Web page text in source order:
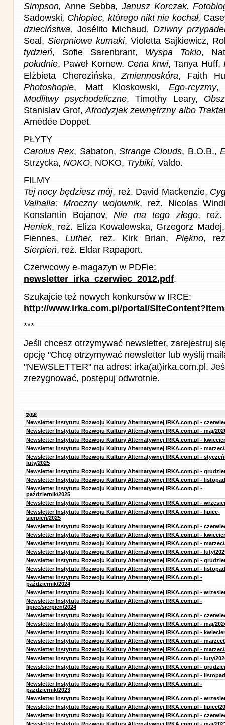
Simpson,Anne Sebba, Janusz Korczak.
Sadowski, Chłopiec, którego nikt nie kochał,
dzieciństwa, Josélito Michaud, Dziwny
Seal, Sierpniowe kumaki, Violetta Sajkiewicz,
tydzień, Sofie Sarenbrant, Wyspa Tokio,
południe, Paweł Kornew, Cena krwi, Tanya Huff,
Elżbieta Cherezińska,Zmiennoskóra, Faith
Photoshopie, Matt Kloskowski,Ego-rcyzmy,
Modlitwy psychodeliczne, Timothy Leary,
Stanislav Grof, Afrodyzjak zewnętrzny albo
Amédée Doppet.
PŁYTY
Carolus Rex, Sabaton,Strange Clouds, B.O.B.,
Strzycka, NOKO, NOKO, Trybiki, Valdo.
FILMY
Tej nocy będziesz mój, reż. David Mackenzie,
Valhalla: Mroczny wojownik, reż. Nicolas
Konstantin Bojanov,Nie ma tego złego, reż.
Heniek, reż. Eliza Kowalewska, Grzegorz
Fiennes,Luther, reż. Kirk Brian, Piękno,
Sierpień, reż. Eldar Rapaport.
Czerwcowy e-magazyn w PDFie:
newsletter_irka_czerwiec_2012.pdf.
Szukajcie też nowych konkursów w IRCE:
http://www.irka.com.pl/portal/
***
Jeśli chcesz otrzymywać newsletter, zarejestruj
opcję "Chcę otrzymywać newsletter lub wyślij
"NEWSLETTER" na adres: irka(at)irka.com.pl.
zrezygnować, postępuj odwrotnie.
tytuł
Newsletter Instytutu Rozwoju Kultury Alternatywnej IRKA.com.pl -
Newsletter Instytutu Rozwoju Kultury Alternatywnej IRKA.com.pl - maj/
Newsletter Instytutu Rozwoju Kultury Alternatywnej IRKA.com.pl -
Newsletter Instytutu Rozwoju Kultury Alternatywnej IRKA.com.pl - marzec/
Newsletter Instytutu Rozwoju Kultury Alternatywnej IRKA.com.pl -
luty/2025
Newsletter Instytutu Rozwoju Kultury Alternatywnej IRKA.com.pl -
Newsletter Instytutu Rozwoju Kultury Alternatywnej IRKA.com.pl -
Newsletter Instytutu Rozwoju Kultury Alternatywnej IRKA.com.pl -
październik/2025
Newsletter Instytutu Rozwoju Kultury Alternatywnej IRKA.com.pl -
Newsletter Instytutu Rozwoju Kultury Alternatywnej IRKA.com.pl - lipiec-
sierpień/2025
Newsletter Instytutu Rozwoju Kultury Alternatywnej IRKA.com.pl -
Newsletter Instytutu Rozwoju Kultury Alternatywnej IRKA.com.pl -
Newsletter Instytutu Rozwoju Kultury Alternatywnej IRKA.com.pl - marzec/
Newsletter Instytutu Rozwoju Kultury Alternatywnej IRKA.com.pl - luty/
Newsletter Instytutu Rozwoju Kultury Alternatywnej IRKA.com.pl -
Newsletter Instytutu Rozwoju Kultury Alternatywnej IRKA.com.pl -
Newsletter Instytutu Rozwoju Kultury Alternatywnej IRKA.com.pl -
październik/2024
Newsletter Instytutu Rozwoju Kultury Alternatywnej IRKA.com.pl -
Newsletter Instytutu Rozwoju Kultury Alternatywnej IRKA.com.pl -
lipiec/sierpien/2024
Newsletter Instytutu Rozwoju Kultury Alternatywnej IRKA.com.pl -
Newsletter Instytutu Rozwoju Kultury Alternatywnej IRKA.com.pl - maj/
Newsletter Instytutu Rozwoju Kultury Alternatywnej IRKA.com.pl -
Newsletter Instytutu Rozwoju Kultury Alternatywnej IRKA.com.pl - marzec/
Newsletter Instytutu Rozwoju Kultury Alternatywnej IRKA.com.pl - marzec/
Newsletter Instytutu Rozwoju Kultury Alternatywnej IRKA.com.pl - luty/
Newsletter Instytutu Rozwoju Kultury Alternatywnej IRKA.com.pl -
Newsletter Instytutu Rozwoju Kultury Alternatywnej IRKA.com.pl -
Newsletter Instytutu Rozwoju Kultury Alternatywnej IRKA.com.pl -
pazdziernik/2023
Newsletter Instytutu Rozwoju Kultury Alternatywnej IRKA.com.pl -
Newsletter Instytutu Rozwoju Kultury Alternatywnej IRKA.com.pl - lipiec/
Newsletter Instytutu Rozwoju Kultury Alternatywnej IRKA.com.pl -